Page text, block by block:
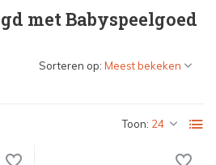
met Babyspeelgoed
Toon:
Sorteren op: